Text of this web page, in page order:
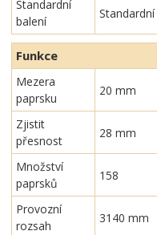
Standardní
balení
Funkce
Mezera
paprsku
20 mm
Zjistit
přesnost
28 mm
Množství
paprsků
158
Provozní
rozsah
3140 mm